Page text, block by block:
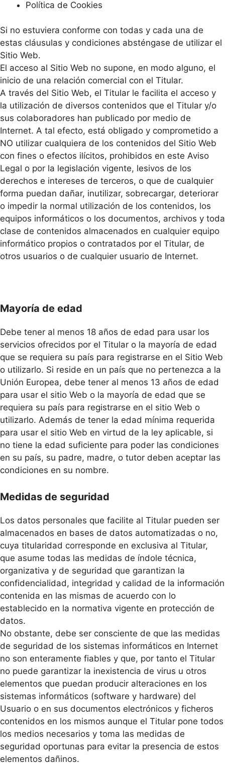
Política de Cookies
Si no estuviera conforme con todas y cada una de
estas cláusulas y condiciones absténgase de utilizar el
Sitio Web.
El acceso al Sitio Web no supone, en modo alguno, el
inicio de una relación comercial con el Titular.
A través del Sitio Web, el Titular le facilita el acceso y
la utilización de diversos contenidos que el Titular y/o
sus colaboradores han publicado por medio de
Internet. A tal efecto, está obligado y comprometido a
NO utilizar cualquiera de los contenidos del Sitio Web
con fines o efectos ilícitos, prohibidos en este Aviso
Legal o por la legislación vigente, lesivos de los
derechos e intereses de terceros, o que de cualquier
forma puedan dañar, inutilizar, sobrecargar, deteriorar
o impedir la normal utilización de los contenidos, los
equipos informáticos o los documentos, archivos y toda
clase de contenidos almacenados en cualquier equipo
informático propios o contratados por el Titular, de
otros usuarios o de cualquier usuario de Internet.
Mayoría de edad
Debe tener al menos 18 años de edad para usar los
servicios ofrecidos por el Titular o la mayoría de edad
que se requiera su país para registrarse en el Sitio Web
o utilizarlo. Si reside en un país que no pertenezca a la
Unión Europea, debe tener al menos 13 años de edad
para usar el sitio Web o la mayoría de edad que se
requiera su país para registrarse en el sitio Web o
utilizarlo. Además de tener la edad mínima requerida
para usar el sitio Web en virtud de la ley aplicable, si
no tiene la edad suficiente para poder las condiciones
en su país, su padre, madre, o tutor deben aceptar las
condiciones en su nombre.
Medidas de seguridad
Los datos personales que facilite al Titular pueden ser
almacenados en bases de datos automatizadas o no,
cuya titularidad corresponde en exclusiva al Titular,
que asume todas las medidas de índole técnica,
organizativa y de seguridad que garantizan la
confidencialidad, integridad y calidad de la información
contenida en las mismas de acuerdo con lo
establecido en la normativa vigente en protección de
datos.
No obstante, debe ser consciente de que las medidas
de seguridad de los sistemas informáticos en Internet
no son enteramente fiables y que, por tanto el Titular
no puede garantizar la inexistencia de virus u otros
elementos que puedan producir alteraciones en los
sistemas informáticos (software y hardware) del
Usuario o en sus documentos electrónicos y ficheros
contenidos en los mismos aunque el Titular pone todos
los medios necesarios y toma las medidas de
seguridad oportunas para evitar la presencia de estos
elementos dañinos.